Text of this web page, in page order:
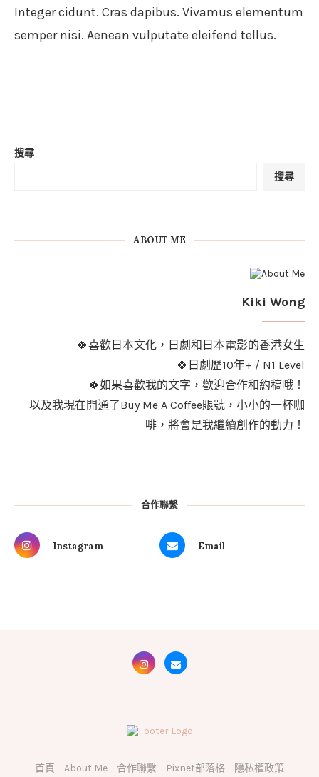
Integer cidunt. Cras dapibus. Vivamus elementum
semper nisi. Aenean vulputate eleifend tellus.
搜尋
搜尋
ABOUT ME
Kiki Wong
🍀喜歡日本文化，日劇和日本電影的香港女生
🍀日劇歷10年+ / N1 Level
🍀如果喜歡我的文字，歡迎合作和約稿哦！
以及我現在開通了Buy Me A Coffee賬號，小小的一杯咖
啡，將會是我繼續創作的動力！
合作聯繫
Instagram Email
首頁 About Me 合作聯繫 Pixnet部落格 隱私權政策